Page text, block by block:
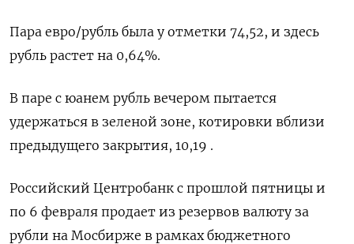
Пара евро/рубль была у отметки 74,52, и здесь
рубль растет на 0,64%.
В паре с юанем рубль вечером пытается
удержаться в зеленой зоне, котировки вблизи
предыдущего закрытия, 10,19 .
Российский Центробанк с прошлой пятницы и
по 6 февраля продает из резервов валюту за
рубли на Мосбирже в рамках бюджетного